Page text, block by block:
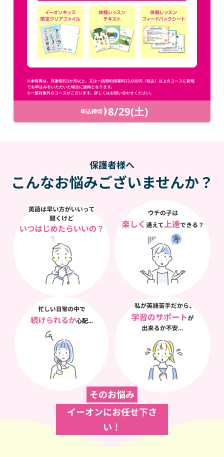
※本特典は、月謝契約3か月以上、又は一括契約授業料33,000円（税込）以上のコースに新規
でお申込みをいただいた場合に適用となります。
※一部対象外のコースがございます。詳しくはお問い合わせください。
申込締切 8/29(土)
保護者様へ
こんなお悩みございませんか？
そのお悩み
イーオンにお任せ下さ
い！